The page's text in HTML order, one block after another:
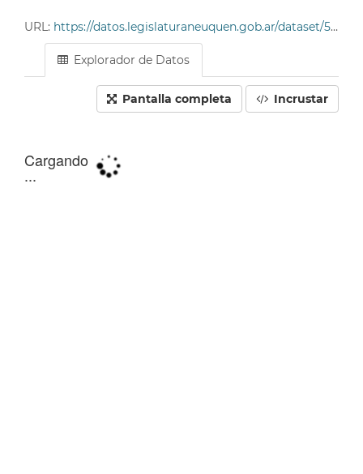
URL: https://datos.legislaturaneuquen.gob.ar/dataset/585c96da-4678-49cf-9ddc-e2c93214563b/resource/d1258cc1-1cfe-4df9-8407-8da1ba0c570b/download/tabla_sanciones_2014.csv
Explorador de Datos
Pantalla completa Incrustar